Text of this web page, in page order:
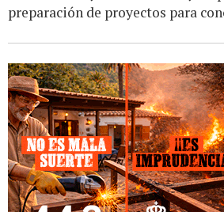
preparación de proyectos para